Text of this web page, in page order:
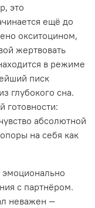
это
ещё до
окситоцином,
жертвовать
в режиме
писк
глубокого сна.
готовности:
абсолютной
на себя как
с партнёром.
неважен —